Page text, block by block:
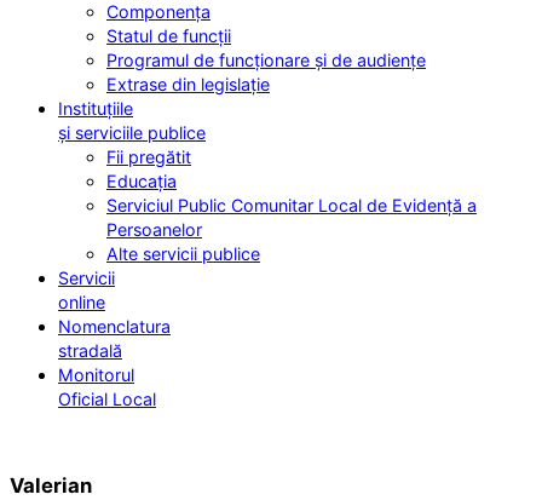
Componența
Statul de funcții
Programul de funcționare și de audiențe
Extrase din legislație
Instituțiile
și serviciile publice
Fii pregătit
Educația
Serviciul Public Comunitar Local de Evidență a
Persoanelor
Alte servicii publice
Servicii
online
Nomenclatura
stradală
Monitorul
Oficial Local
Valerian